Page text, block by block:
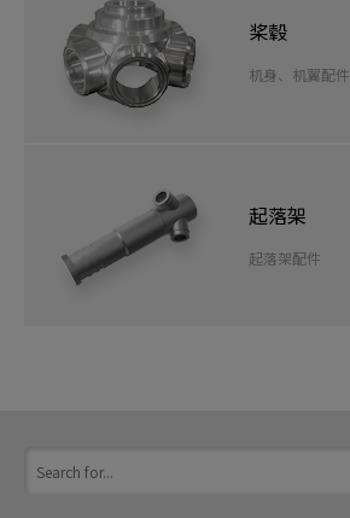
桨毂
机身、机翼配件
起落架
起落架配件